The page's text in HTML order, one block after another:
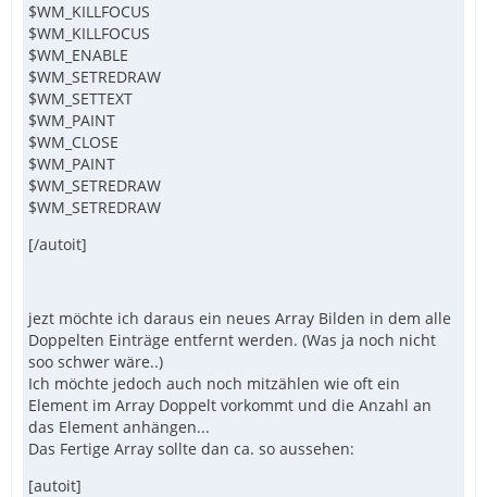
$WM_KILLFOCUS
$WM_KILLFOCUS
$WM_ENABLE
$WM_SETREDRAW
$WM_SETTEXT
$WM_PAINT
$WM_CLOSE
$WM_PAINT
$WM_SETREDRAW
$WM_SETREDRAW
[/autoit]
jezt möchte ich daraus ein neues Array Bilden in dem alle
Doppelten Einträge entfernt werden. (Was ja noch nicht
soo schwer wäre..)
Ich möchte jedoch auch noch mitzählen wie oft ein
Element im Array Doppelt vorkommt und die Anzahl an
das Element anhängen...
Das Fertige Array sollte dan ca. so aussehen:
[autoit]